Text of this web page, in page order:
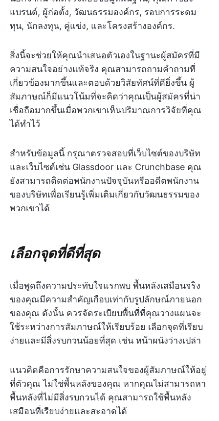
แบรนด์, ผู้ก่อตั้ง, วัฒนธรรมองค์กร, รอบการระดม
ทุน, นักลงทุน, คู่แข่ง, และโครงสร้างองค์กร.
สิ่งนี้จะช่วยให้คุณนำเสนอตัวเองในฐานะผู้สมัครที่มี
ความสนใจอย่างแท้จริง คุณสามารถถามคำถามที่
เกี่ยวข้องมากขึ้นและตอบด้วยวิสัยทัศน์ที่ดียิ่งขึ้น ผู้
สัมภาษณ์ก็มีแนวโน้มที่จะคิดว่าคุณเป็นผู้สมัครที่น่า
เชื่อถือมากขึ้นเมื่อพวกเขาเห็นปริมาณการวิจัยที่คุณ
ได้ทำไว้
สำหรับข้อมูลนี้ กรุณาตรวจสอบที่เว็บไซต์ของบริษัท
และเว็บไซต์เช่น Glassdoor และ Crunchbase คุณ
ยังสามารถติดต่อพนักงานปัจจุบันหรืออดีตพนักงาน
ของบริษัทเพื่อเรียนรู้เพิ่มเติมเกี่ยวกับวัฒนธรรมของ
พวกเขาได้
เลือกจุดที่ดีที่สุด
เมื่อพูดถึงความประทับใจแรกพบ พื้นหลังเสมือนจริง
ของคุณมีความสำคัญเกือบเท่ากับรูปลักษณ์ภายนอก
ของคุณ ดังนั้น ควรจัดระเบียบพื้นที่ที่คุณวางแผนจะ
ใช้ระหว่างการสัมภาษณ์ให้เรียบร้อย เลือกจุดที่เรียบ
ง่ายและมีสิ่งรบกวนน้อยที่สุด เช่น หน้าผนังว่างเปล่า
แนวคิดคือการรักษาความสนใจของผู้สัมภาษณ์ให้อยู่
ที่ตัวคุณ ไม่ใช่พื้นหลังของคุณ หากคุณไม่สามารถหา
พื้นหลังที่ไม่มีสิ่งรบกวนได้ คุณสามารถใช้พื้นหลัง
เสมือนที่เรียบง่ายและสะอาดได้